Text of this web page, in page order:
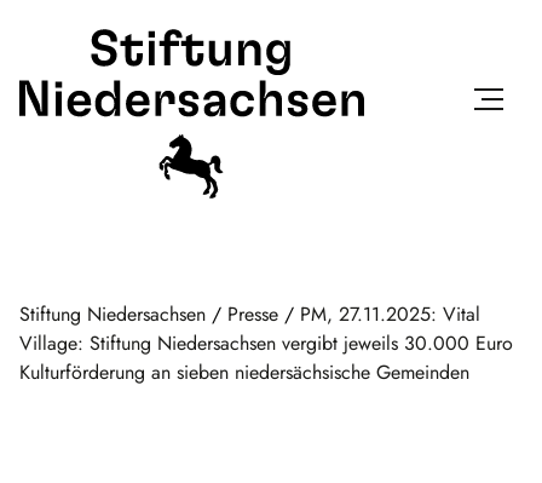
Stiftung Niedersachsen / Presse / PM, 27.11.2025: Vital
Village: Stiftung Niedersachsen vergibt jeweils 30.000 Euro
Kulturförderung an sieben niedersächsische Gemeinden